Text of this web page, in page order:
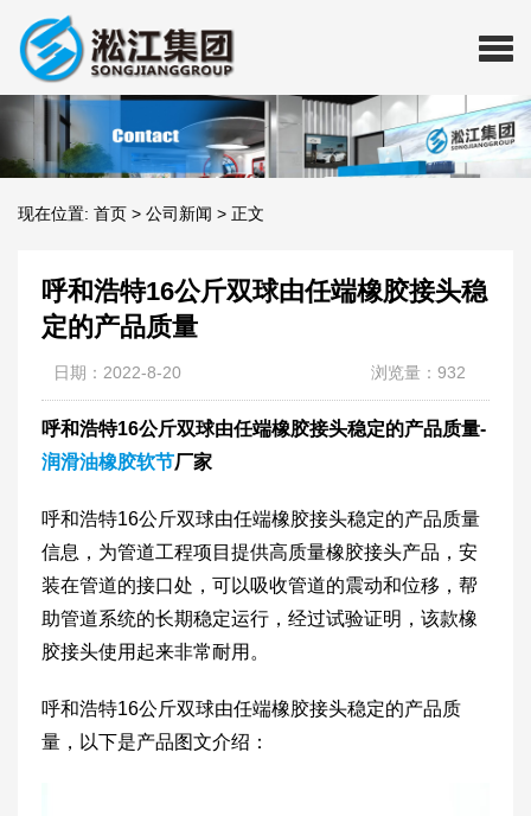
现在位置: 首页 > 公司新闻 > 正文
呼和浩特16公斤双球由任端橡胶接头稳
定的产品质量
日期：2022-8-20 浏览量：932
呼和浩特16公斤双球由任端橡胶接头稳定的产品质量-
润滑油橡胶软节厂家
​呼和浩特16公斤双球由任端橡胶接头稳定的产品质量
信息，为管道工程项目提供高质量橡胶接头产品，安
装在管道的接口处，可以吸收管道的震动和位移，帮
助管道系统的长期稳定运行，经过试验证明，该款橡
胶接头使用起来非常耐用。
呼和浩特16公斤双球由任端橡胶接头稳定的产品质
量，以下是产品图文介绍：